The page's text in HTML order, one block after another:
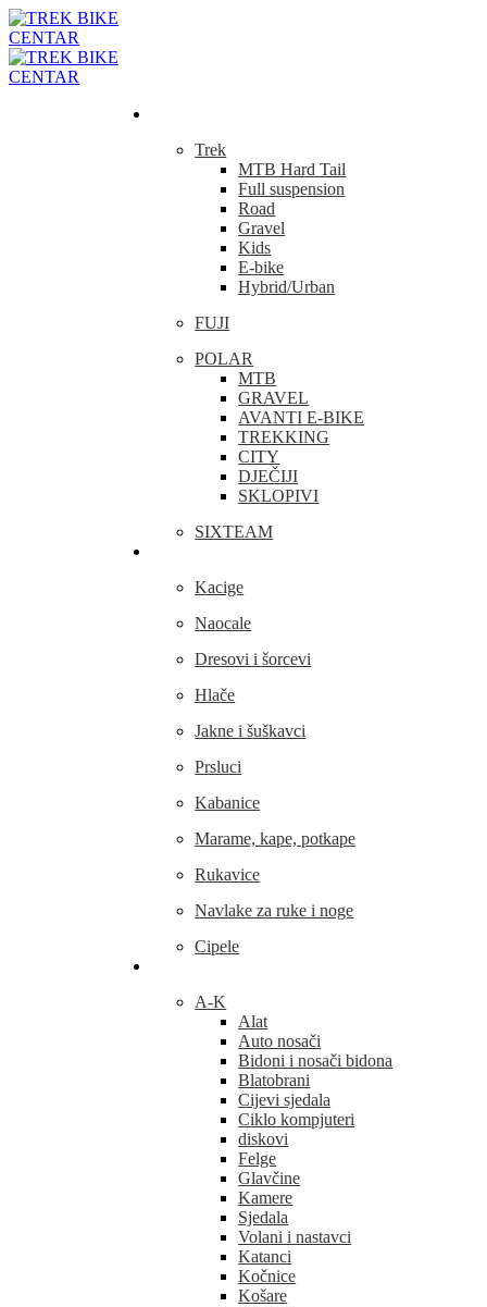
Trek
MTB Hard Tail
Full suspension
Road
Gravel
Kids
E-bike
Hybrid/Urban
FUJI
POLAR
MTB
GRAVEL
AVANTI E-BIKE
TREKKING
CITY
DJEČIJI
SKLOPIVI
SIXTEAM
Kacige
Naocale
Dresovi i šorcevi
Hlače
Jakne i šuškavci
Prsluci
Kabanice
Marame, kape, potkape
Rukavice
Navlake za ruke i noge
Cipele
A-K
Alat
Auto nosači
Bidoni i nosači bidona
Blatobrani
Cijevi sjedala
Ciklo kompjuteri
diskovi
Felge
Glavčine
Kamere
Sjedala
Volani i nastavci
Katanci
Kočnice
Košare